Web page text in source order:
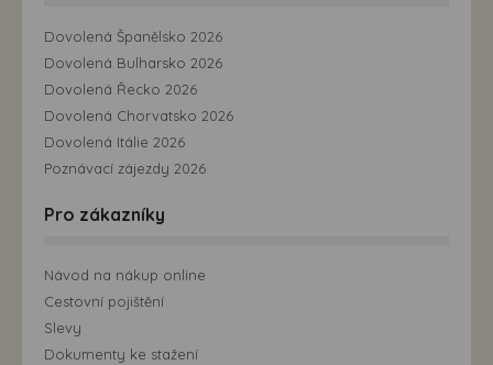
Dovolená Španělsko 2026
Dovolená Bulharsko 2026
Dovolená Řecko 2026
Dovolená Chorvatsko 2026
Dovolená Itálie 2026
Poznávací zájezdy 2026
Pro zákazníky
Návod na nákup online
Cestovní pojištění
Slevy
Dokumenty ke stažení